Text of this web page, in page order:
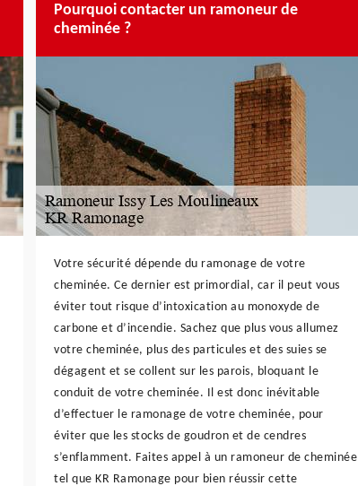
Pourquoi contacter un ramoneur de
cheminée ?
Votre sécurité dépende du ramonage de votre
cheminée. Ce dernier est primordial, car il peut vous
éviter tout risque d’intoxication au monoxyde de
carbone et d’incendie. Sachez que plus vous allumez
votre cheminée, plus des particules et des suies se
dégagent et se collent sur les parois, bloquant le
conduit de votre cheminée. Il est donc inévitable
d’effectuer le ramonage de votre cheminée, pour
éviter que les stocks de goudron et de cendres
s’enflamment. Faites appel à un ramoneur de cheminée
tel que KR Ramonage pour bien réussir cette